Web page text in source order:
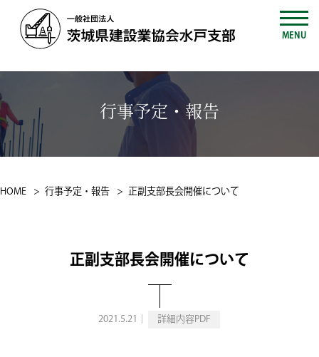
MENU
行事予定・報告
HOME 行事予定・報告 正副支部長会開催について
正副支部長会開催について
2021.5.21｜ 詳細内容PDF